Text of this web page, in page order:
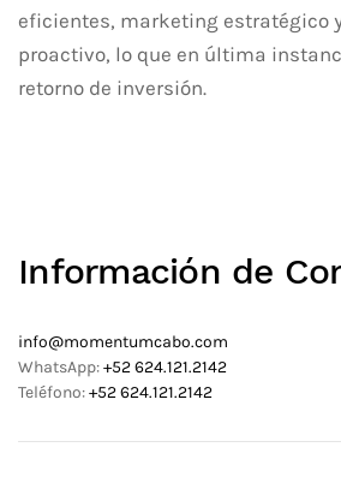
eficientes, marketing estratégico
proactivo, lo que en última
retorno de inversión.
Información de
info@momentumcabo.com
WhatsApp:+52 624.121.2142
Teléfono:+52 624.121.2142